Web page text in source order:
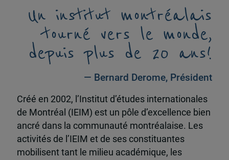
Un institut montréalais
tourné vers le monde,
depuis plus de 20 ans!
— Bernard Derome, Président
Créé en 2002, l’Institut d’études internationales
de Montréal (IEIM) est un pôle d’excellence bien
ancré dans la communauté montréalaise. Les
activités de l’IEIM et de ses constituantes
mobilisent tant le milieu académique, les